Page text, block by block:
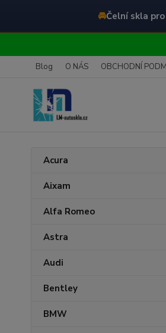
🚘Čelní skla
Blog O NÁS OBCHODNÍ
Acura
Aixam
Alfa Romeo
Astra
Audi
Bentley
BMW